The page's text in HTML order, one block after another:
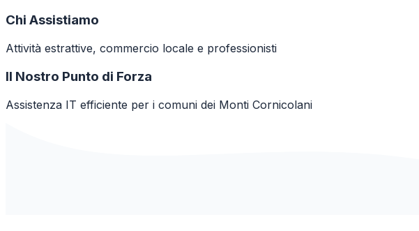
Chi Assistiamo
Attività estrattive, commercio locale e professionisti
Il Nostro Punto di Forza
Assistenza IT efficiente per i comuni dei Monti Cornicolani